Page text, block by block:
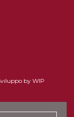
by WIP